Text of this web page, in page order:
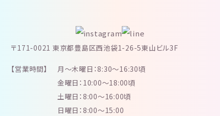
〒171-0021 東京都豊島区西池袋1-26-5東山ビル3F
【営業時間】
月～木曜日：8:30～16:30頃
金曜日：10:00～18:00頃
土曜日：8:00～16:00頃
日曜日：8:00～15:00